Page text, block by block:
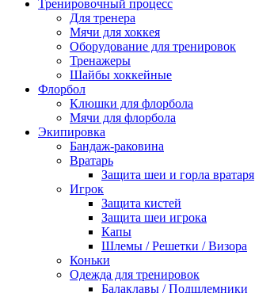
Тренировочный процесс
Для тренера
Мячи для хоккея
Оборудование для тренировок
Тренажеры
Шайбы хоккейные
Флорбол
Клюшки для флорбола
Мячи для флорбола
Экипировка
Бандаж-раковина
Вратарь
Защита шеи и горла вратаря
Игрок
Защита кистей
Защита шеи игрока
Капы
Шлемы / Решетки / Визора
Коньки
Одежда для тренировок
Балаклавы / Подшлемники